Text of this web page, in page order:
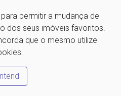
permitir a mudança de
dos seus imóveis favoritos.
que o mesmo utilize